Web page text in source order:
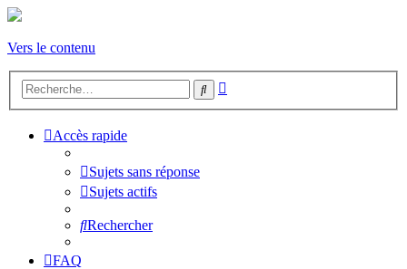
Vers le contenu
Rechercher
Accès rapide
Sujets sans réponse
Sujets actifs
Rechercher
FAQ